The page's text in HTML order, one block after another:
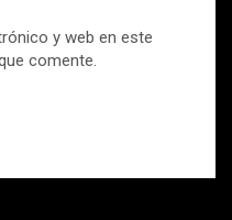
y web en este
comente.